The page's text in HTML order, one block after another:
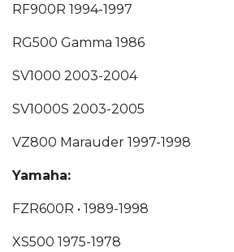
RF900R 1994-1997
RG500 Gamma 1986
SV1000 2003-2004
SV1000S 2003-2005
VZ800 Marauder 1997-1998
Yamaha:
FZR600R • 1989-1998
XS500 1975-1978